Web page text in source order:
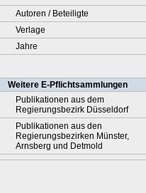
Autoren / Beteiligte
Verlage
Jahre
Weitere E-Pflichtsammlungen
Publikationen aus dem
Regierungsbezirk Düsseldorf
Publikationen aus den
Regierungsbezirken Münster,
Arnsberg und Detmold